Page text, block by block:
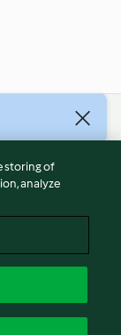
storing of
analyze